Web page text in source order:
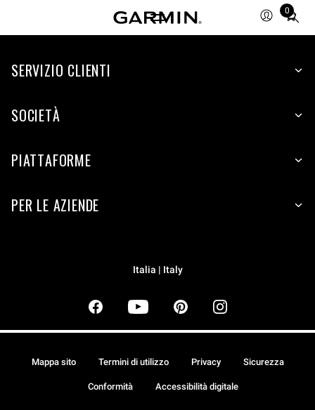
0
Total
items
cart:
SERVIZIO CLIENTI
SOCIETÀ
PIATTAFORME
PER LE AZIENDE
Italia | Italy
Mappa sito Termini di utilizzo Privacy Sicurezza
Conformità Accessibilità digitale